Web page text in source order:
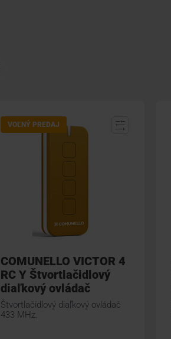
VOĽNÝ PREDAJ
COMUNELLO VICTOR 4
RC Y Štvortlačidlový
diaľkový ovládač
Štvortlačidlový diaľkový ovládač
433 MHz.